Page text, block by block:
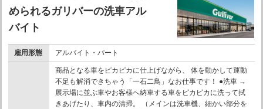
められるガリバーの洗車アル
バイト
雇用形態 アルバイト・パート
商品となる車をピカピカに仕上げながら、 体を動かして運動
不足も解消できちゃう「一石二鳥」なお仕事です！ ●洗車 →
展示場に並ぶ車やお客様へ納車する車をピカピカに洗って拭
きあげたり、車内の清掃。 （メインは洗車機、細かい部分を